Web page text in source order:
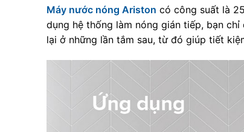
Máy nước nóng Ariston có công suất là
dụng hệ thống làm nóng gián tiếp, bạn
lại ở những lần tắm sau, từ đó giúp tiết